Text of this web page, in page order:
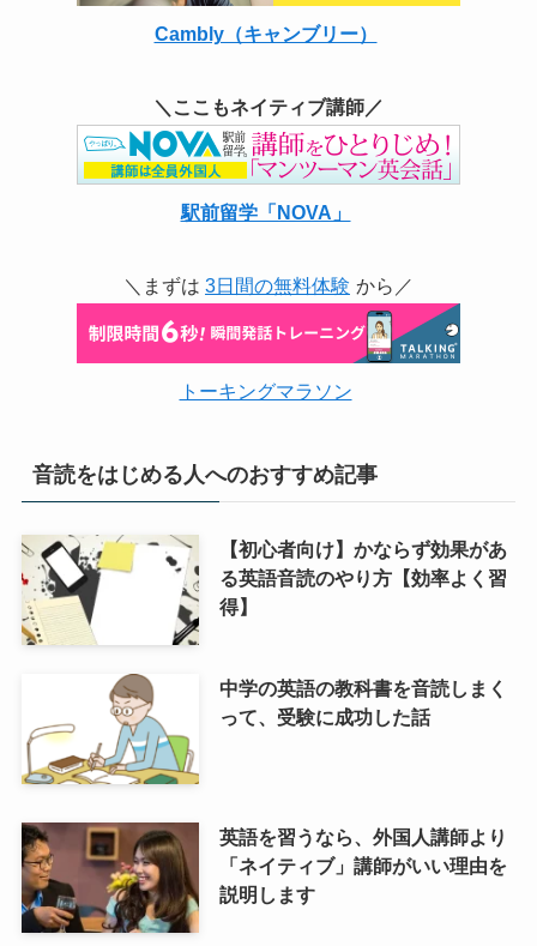
Cambly（キャンブリー）
＼ここもネイティブ講師／
駅前留学「NOVA」
＼まずは 3日間の無料体験 から／
トーキングマラソン
音読をはじめる人へのおすすめ記事
【初心者向け】かならず効果があ
る英語音読のやり方【効率よく習
得】
中学の英語の教科書を音読しまく
って、受験に成功した話
英語を習うなら、外国人講師より
「ネイティブ」講師がいい理由を
説明します